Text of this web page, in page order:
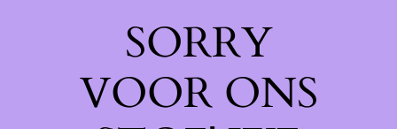
SORRY
VOOR ONS